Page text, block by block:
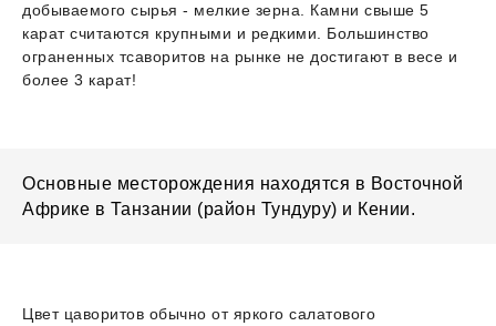
добываемого сырья - мелкие зерна. Камни свыше 5
карат считаются крупными и редкими. Большинство
ограненных тсаворитов на рынке не достигают в весе и
более 3 карат!
Основные месторождения находятся в Восточной
Африке в Танзании (район Тундуру) и Кении.
Цвет цаворитов обычно от яркого салатового